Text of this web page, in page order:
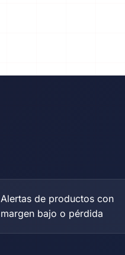
Alertas de productos con
margen bajo o pérdida